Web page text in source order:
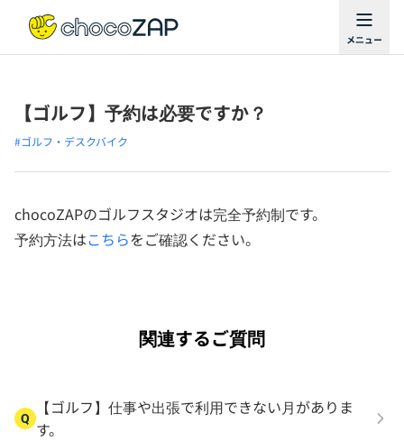
【ゴルフ】予約は必要ですか？
#ゴルフ・デスクバイク
chocoZAPのゴルフスタジオは完全予約制です。
予約方法はこちらをご確認ください。
関連するご質問
Q
【ゴルフ】仕事や出張で利用できない月がありま
す。